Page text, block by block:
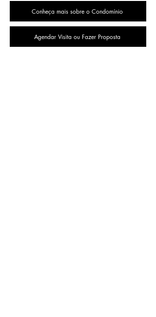
Conheça mais sobre o Condomínio
Agendar Visita ou Fazer Proposta